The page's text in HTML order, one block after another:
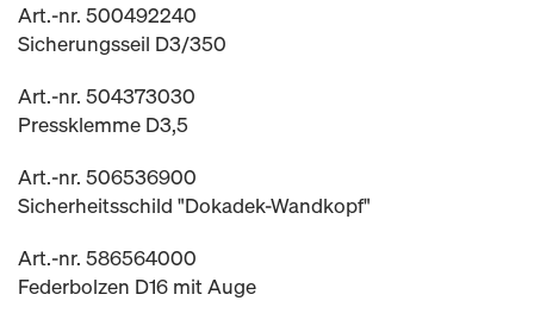
Art.-nr. 500492240
Sicherungsseil D3/350
Art.-nr. 504373030
Pressklemme D3,5
Art.-nr. 506536900
Sicherheitsschild "Dokadek-Wandkopf"
Art.-nr. 586564000
Federbolzen D16 mit Auge